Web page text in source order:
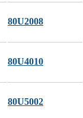
80U2008
80U4010
80U5002